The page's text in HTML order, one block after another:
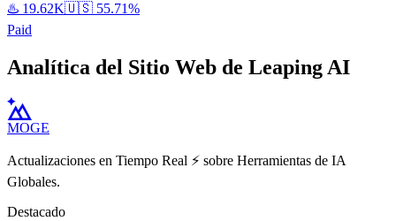
♨️ 19.62K🇺🇸 55.71%
Paid
Analítica del Sitio Web de Leaping AI
MOGE
Actualizaciones en Tiempo Real ⚡️ sobre Herramientas de IA
Globales.
Destacado